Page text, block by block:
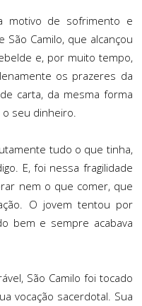
motivo de sofrimento e
São Camilo, que alcançou
e, por muito tempo,
os prazeres da
carta, da mesma forma
seu dinheiro.
tudo o que tinha,
E, foi nessa fragilidade
nem o que comer, que
O jovem tentou por
bem e sempre acabava
São Camilo foi tocado
vocação sacerdotal. Sua